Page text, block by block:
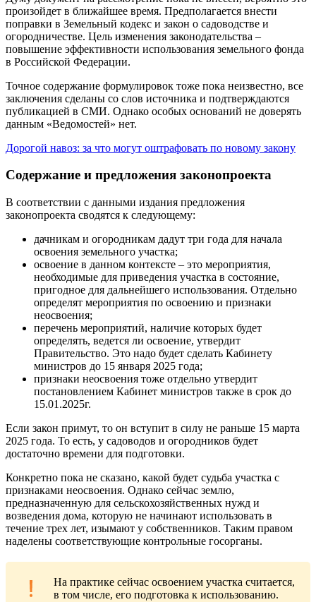
произойдет в ближайшее время. Предполагается внести
поправки в Земельный кодекс и закон о садоводстве и
огородничестве. Цель изменения законодательства –
повышение эффективности использования земельного фонда
в Российской Федерации.
Точное содержание формулировок тоже пока неизвестно, все
заключения сделаны со слов источника и подтверждаются
публикацией в СМИ. Однако особых оснований не доверять
данным «Ведомостей» нет.
Дорогой навоз: за что могут оштрафовать по новому закону
Содержание и предложения законопроекта
В соответствии с данными издания предложения
законопроекта сводятся к следующему:
дачникам и огородникам дадут три года для начала
освоения земельного участка;
освоение в данном контексте – это мероприятия,
необходимые для приведения участка в состояние,
пригодное для дальнейшего использования. Отдельно
определят мероприятия по освоению и признаки
неосвоения;
перечень мероприятий, наличие которых будет
определять, ведется ли освоение, утвердит
Правительство. Это надо будет сделать Кабинету
министров до 15 января 2025 года;
признаки неосвоения тоже отдельно утвердит
постановлением Кабинет министров также в срок до
15.01.2025г.
Если закон примут, то он вступит в силу не раньше 15 марта
2025 года. То есть, у садоводов и огородников будет
достаточно времени для подготовки.
Конкретно пока не сказано, какой будет судьба участка с
признаками неосвоения. Однако сейчас землю,
предназначенную для сельскохозяйственных нужд и
возведения дома, которую не начинают использовать в
течение трех лет, изымают у собственников. Таким правом
наделены соответствующие контрольные госорганы.
На практике сейчас освоением участка считается,
в том числе, его подготовка к использованию.